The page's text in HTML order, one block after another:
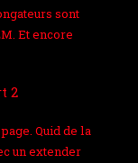
sont
Et encore
2
Quid de la
un extender